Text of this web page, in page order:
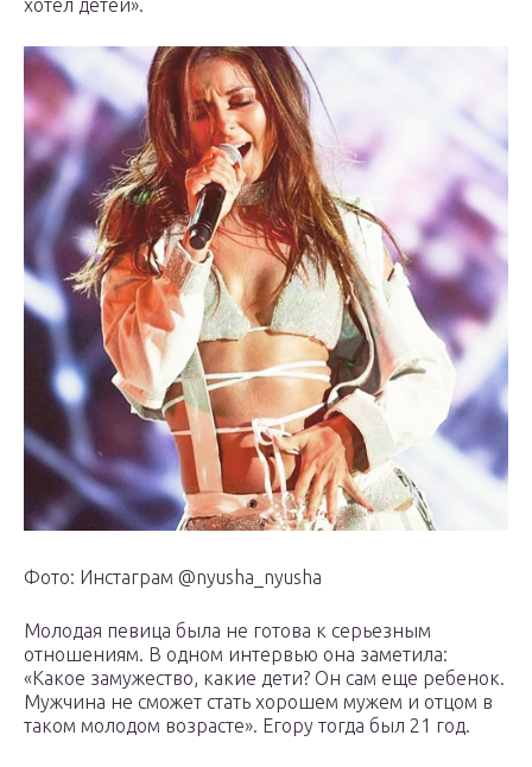
хотел детей».
Фото: Инстаграм @nyusha_nyusha
Молодая певица была не готова к серьезным
отношениям. В одном интервью она заметила:
«Какое замужество, какие дети? Он сам еще ребенок.
Мужчина не сможет стать хорошем мужем и отцом в
таком молодом возрасте». Егору тогда был 21 год.